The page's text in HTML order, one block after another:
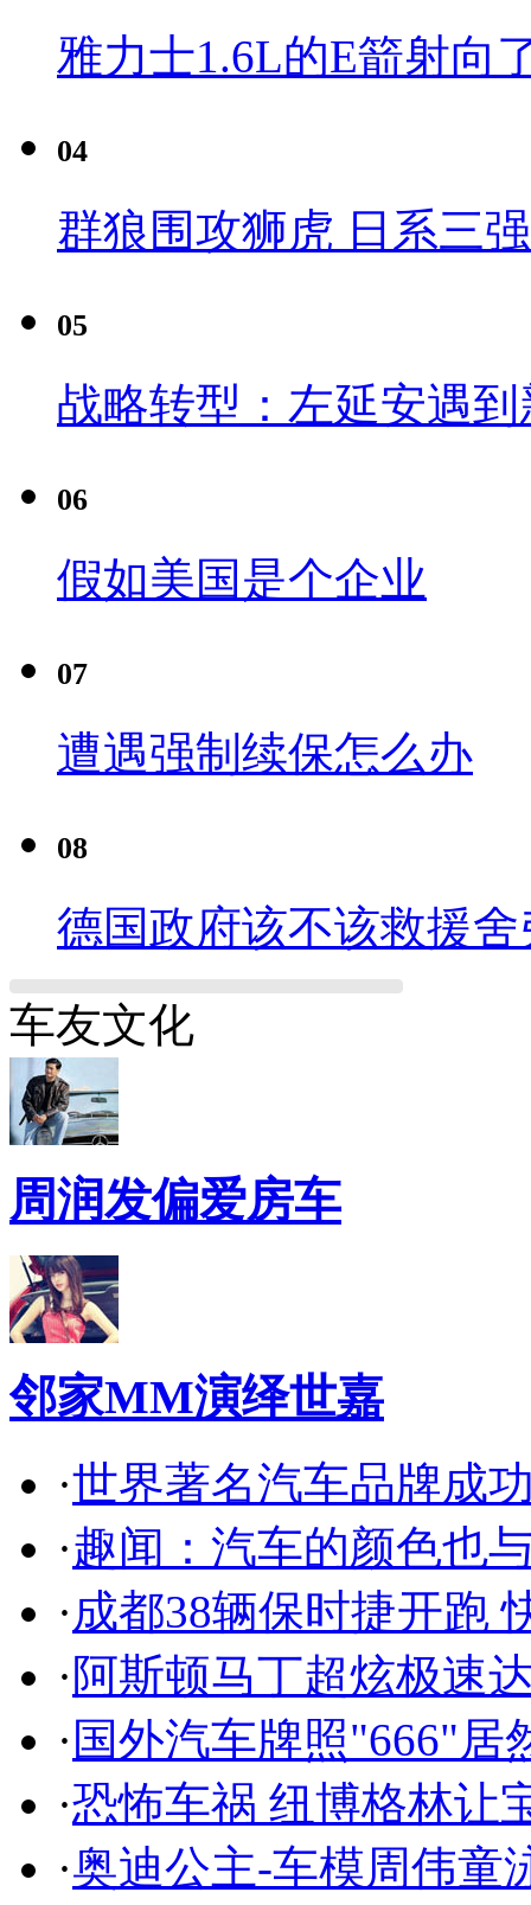
雅力士1.6L的E箭射向
04
群狼围攻狮虎 日系三
05
战略转型：左延安遇
06
假如美国是个企业
07
遭遇强制续保怎么办
08
德国政府该不该救援舍
车友文化
周润发偏爱房车
邻家MM演绎世嘉
·世界著名汽车品牌成
·趣闻：汽车的颜色也
·成都38辆保时捷开跑
·阿斯顿马丁超炫极速
· 国外汽车牌照"666"居
·恐怖车祸 纽博格林让
·奥迪公主-车模周伟童